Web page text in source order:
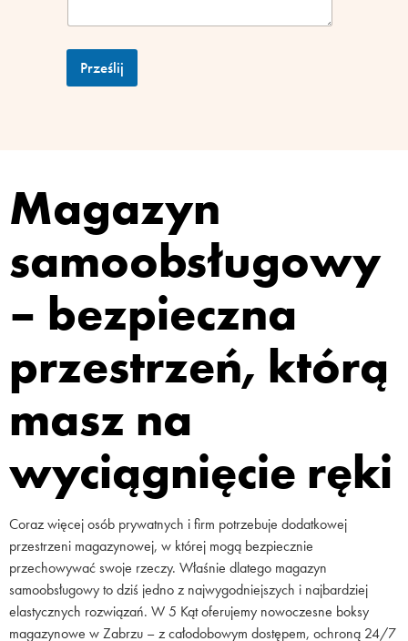
Prześlij
Magazyn
samoobsługowy
– bezpieczna
przestrzeń, którą
masz na
wyciągnięcie ręki
Coraz więcej osób prywatnych i firm potrzebuje dodatkowej
przestrzeni magazynowej, w której mogą bezpiecznie
przechowywać swoje rzeczy. Właśnie dlatego magazyn
samoobsługowy to dziś jedno z najwygodniejszych i najbardziej
elastycznych rozwiązań. W 5 Kąt oferujemy nowoczesne boksy
magazynowe w Zabrzu – z całodobowym dostępem, ochroną 24/7